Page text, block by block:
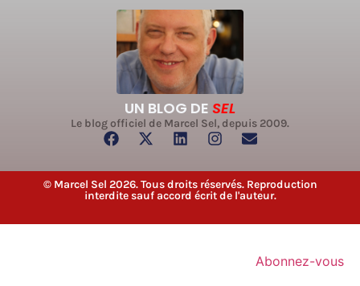
UN BLOG DE SEL
Le blog officiel de Marcel Sel, depuis 2009.
© Marcel Sel 2026. Tous droits réservés. Reproduction
interdite sauf accord écrit de l'auteur.
Abonnez-vous